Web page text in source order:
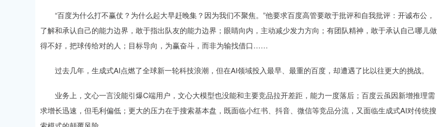
“百度为什么打不赢仗？为什么起大早赶晚集？因为我们不聚焦。”他要求百度高管要敢于批评和自我批评：开诚布公，
了解和承认自己的能力边界，敢于指出队友的能力边界；眼睛向内，主动减少发力方向；有团队精神，敢于承认自己哪儿做
得不好，把球传给对的人；目标导向，为赢奋斗，而非为输找借口……
过去几年，生成式AI点燃了全球新一轮科技浪潮，但在AI领域投入最早、最重的百度，却遭遇了比以往更大的挑战。
业务上，文心一言没能引爆C端用户，文心大模型也没能和主要竞品拉开差距，能力一度落后；百度云虽因新增推理需
求增长迅速，但毛利偏低；更大的压力在于搜索基本盘，既面临小红书、抖音、微信等竞品分流，又面临生成式AI对传统搜